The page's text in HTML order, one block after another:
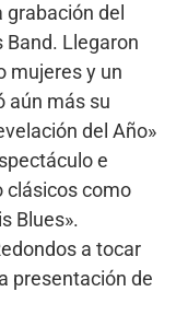
del
Band. Llegaron
mujeres y un
aún más su
del Año»
e
clásicos como
Blues».
a tocar
presentación de